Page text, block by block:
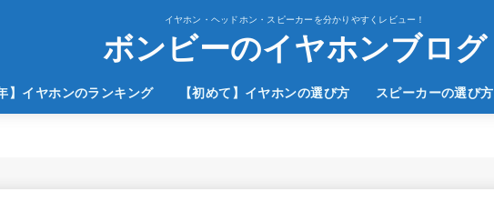
イヤホン・ヘッドホン・スピーカーを分かりやすくレビュー！
ボンビーのイヤホンブログ
】イヤホンのランキング 【初めて】イヤホンの選び方 スピーカーの選び方